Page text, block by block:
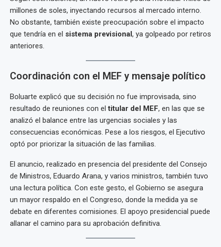
millones de soles, inyectando recursos al mercado interno.
No obstante, también existe preocupación sobre el impacto
que tendría en el sistema previsional, ya golpeado por retiros
anteriores.
Coordinación con el MEF y mensaje político
Boluarte explicó que su decisión no fue improvisada, sino
resultado de reuniones con eltitular del MEF, en las que se
analizó el balance entre las urgencias sociales y las
consecuencias económicas. Pese a los riesgos, el Ejecutivo
optó por priorizar la situación de las familias.
El anuncio, realizado en presencia del presidente del Consejo
de Ministros, Eduardo Arana, y varios ministros, también tuvo
una lectura política. Con este gesto, el Gobierno se asegura
un mayor respaldo en el Congreso, donde la medida ya se
debate en diferentes comisiones. El apoyo presidencial puede
allanar el camino para su aprobación definitiva.